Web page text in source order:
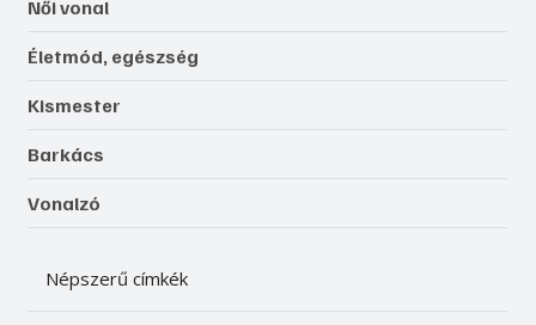
Női vonal
Életmód, egészség
Kismester
Barkács
Vonalzó
Népszerű címkék